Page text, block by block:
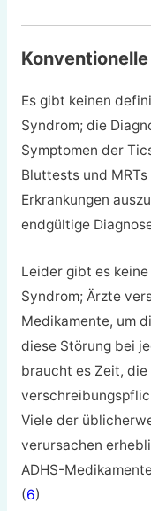
Es gibt keinen
Syndrom; die
Symptomen der
Bluttests und
Erkrankungen
endgültige
Leider gibt es
Syndrom; Ärzte
Medikamente, um
diese Störung bei
braucht es Zeit,
Viele der
verursachen
ADHS-
(6)